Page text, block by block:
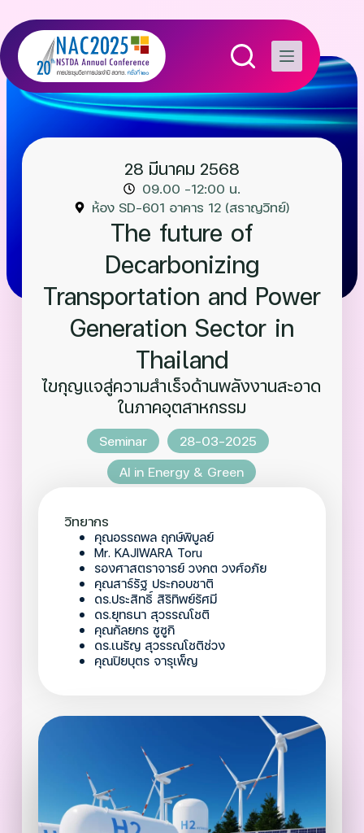
28 มีนาคม 2568
09.00 –12:00 น.
ห้อง SD-601 อาคาร 12 (สราญวิทย์)
The future of
Decarbonizing
Transportation and Power
Generation Sector in
Thailand
ไขกุญแจสู่ความสำเร็จด้านพลังงานสะอาด
ในภาคอุตสาหกรรม
Seminar
28-03-2025
AI in Energy & Green
วิทยากร
คุณอรรถพล ฤกษ์พิบูลย์
Mr. KAJIWARA Toru
รองศาสตราจารย์ วงกต วงศ์อภัย
คุณสาร์รัฐ ประกอบชาติ
ดร.ประสิทธิ์ สิริทิพย์รัศมี
ดร.ยุทธนา สุวรรณโชติ
คุณกัลยกร ซูซูกิ
ดร.เนรัญ สุวรรณโชติช่วง
คุณปิยบุตร จารุเพ็ญ